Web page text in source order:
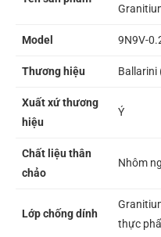
Model 9N9V-
Thương hiệu Ballarini
Xuất xứ thương
hiệu
Ý
Chất liệu thân
chảo
Nhôm
Lớp chống dính
thực